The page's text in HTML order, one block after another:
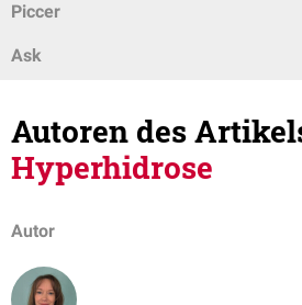
Piccer
Ask
Autoren des
Hyperhidrose
Autor